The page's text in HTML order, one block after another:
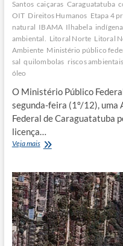
Santos caiçaras Caraguatatuba
OIT Direitos Humanos Etapa 4
natural IBAMA Ilhabela
ambiental.
Litoral Norte Litoral
Ambiente Ministério público
sal quilombolas riscos ambientais
óleo
O Ministério Público
segunda-feira (1º/12), uma
Federal de Caraguatatuba
licença…
Veja maisMPF
para
suspender
licença
do
pré-
sal
e